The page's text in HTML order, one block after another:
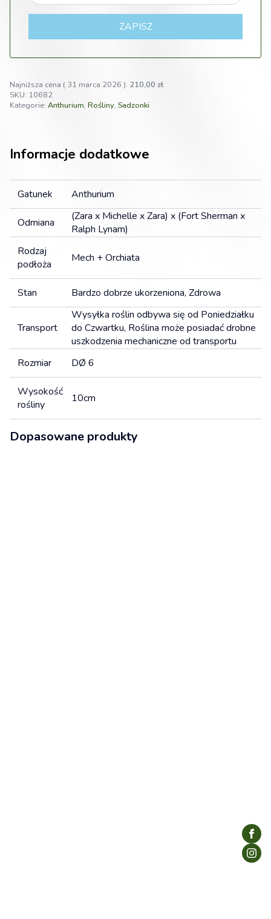
ZAPISZ
Najniższa cena ( 31 marca 2026 ): 210,00 zł
SKU: 10682
Kategorie: Anthurium, Rośliny, Sadzonki
Informacje dodatkowe
Gatunek Anthurium
Odmiana
(Zara x Michelle x Zara) x (Fort Sherman x
Ralph Lynam)
Rodzaj
podłoża
Mech + Orchiata
Stan Bardzo dobrze ukorzeniona, Zdrowa
Transport
Wysyłka roślin odbywa się od Poniedziałku
do Czwartku, Roślina może posiadać drobne
uszkodzenia mechaniczne od transportu
Rozmiar
DØ 6
Wysokość
rośliny
10cm
Dopasowane produkty